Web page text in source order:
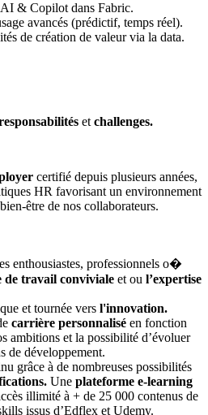
& Copilot dans Fabric.
avancés (prédictif, temps réel).
de création de valeur via la data.
et challenges.
certifié depuis plusieurs années,
HR favorisant un environnement
être de nos collaborateurs.
enthousiastes, professionnels o�
de travail conviviale et ou l’expertise
et tournée vers l'innovation.
carrière personnalisé en fonction
ambitions et la possibilité d’évoluer
de développement.
grâce à de nombreuses possibilités
Une plateforme e-learning
illimité à + de 25 000 contenus de
issus d’Edflex et Udemy.